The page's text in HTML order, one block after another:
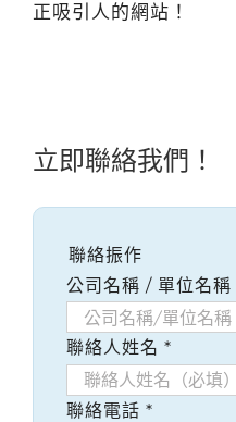
正吸引人的網站！
立即聯絡我們！
聯絡振作
公司名稱 / 單位名稱
聯絡人姓名 *
聯絡電話 *